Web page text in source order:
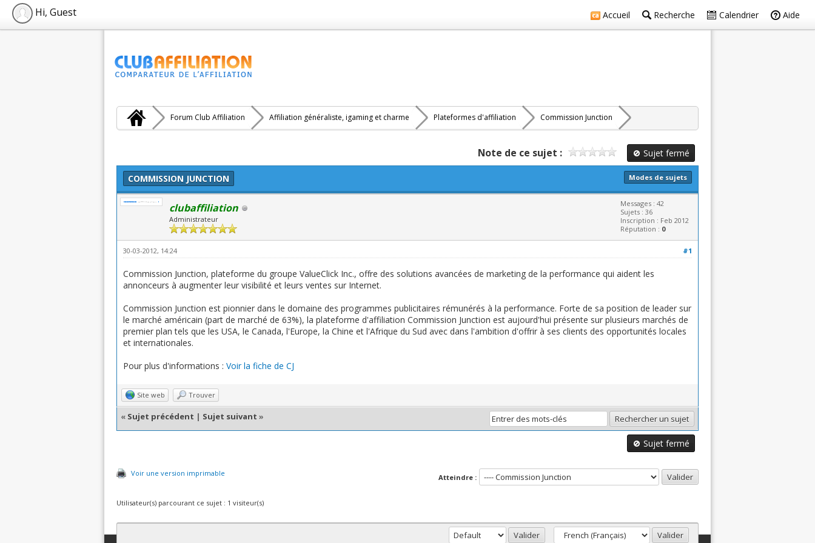
Accueil Recherche Calendrier Aide
Hi, Guest
Forum Club Affiliation Affiliation généraliste, igaming et charme Plateformes d'affiliation Commission Junction
Sujet fermé
Note de ce sujet :
Modes de sujets
COMMISSION JUNCTION
clubaffiliation
Administrateur
Messages : 42
Sujets : 36
Inscription : Feb 2012
Réputation : 0
#1
30-03-2012, 14:24
Commission Junction, plateforme du groupe ValueClick Inc., offre des solutions avancées de marketing de la performance qui aident les
annonceurs à augmenter leur visibilité et leurs ventes sur Internet.
Commission Junction est pionnier dans le domaine des programmes publicitaires rémunérés à la performance. Forte de sa position de leader sur
le marché américain (part de marché de 63%), la plateforme d'affiliation Commission Junction est aujourd'hui présente sur plusieurs marchés de
premier plan tels que les USA, le Canada, l'Europe, la Chine et l'Afrique du Sud avec dans l'ambition d'offrir à ses clients des opportunités locales
et internationales.
Pour plus d'informations : Voir la fiche de CJ
Site web Trouver
« Sujet précédent | Sujet suivant »
Sujet fermé
Voir une version imprimable Atteindre :
Utilisateur(s) parcourant ce sujet : 1 visiteur(s)